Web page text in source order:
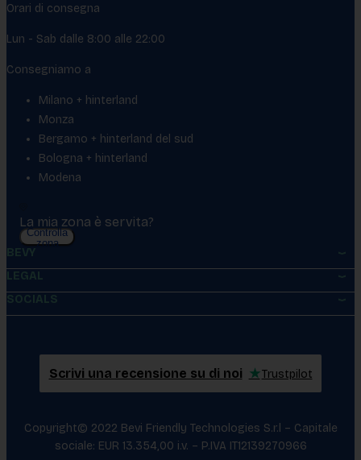
Orari di consegna
Lun - Sab dalle 8:00 alle 22:00
Consegniamo a
Milano + hinterland
Monza
Bergamo + hinterland del sud
Bologna + hinterland
Modena
La mia zona è servita?
Controlla
zona
BEVY
LEGAL
SOCIALS
Scrivi una recensione su di noi ★Trustpilot
Copyright© 2022 Bevi Friendly Technologies S.r.l – Capitale
sociale: EUR 13.354,00 i.v. – P.IVA IT12139270966